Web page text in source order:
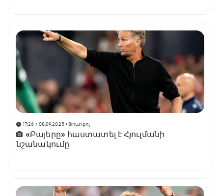
17:26 / 08.09.2025• Ֆուտբոլ
«Բայերը» հաստատել է Հյուլմանի
նշանակումը